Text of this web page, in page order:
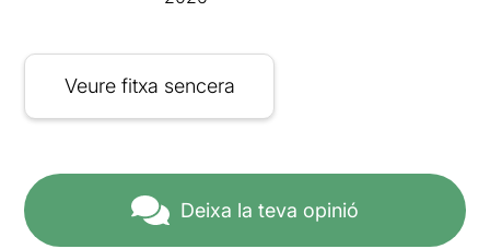
Veure fitxa sencera
Deixa la teva opinió